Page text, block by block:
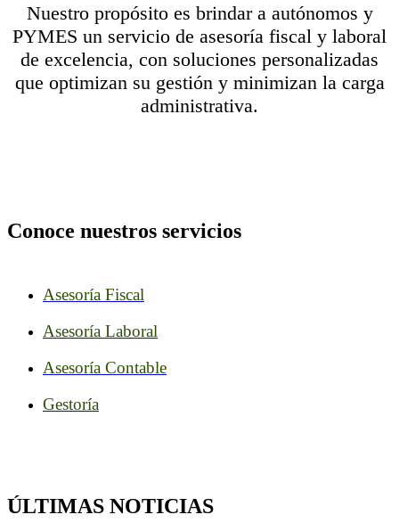
XISCO VIVES I ASSOCIATS
Asesoramiento profesional, confidencial y de
una excelente calidad
Nuestro propósito es brindar a autónomos y
PYMES un servicio de asesoría fiscal y laboral
de excelencia, con soluciones personalizadas
que optimizan su gestión y minimizan la carga
administrativa.
Conoce nuestros servicios
Asesoría Fiscal
Asesoría Laboral
Asesoría Contable
Gestoría
ÚLTIMAS NOTICIAS